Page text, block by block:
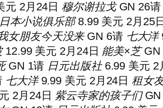
元 2月24日 穆尔谢拉戈GN 26请
日本小说俱乐部8.99 美元 2月25
女朋友今天没来GN 6请 七大洋
12.99 美元 2月24日 能美×芝GN
GN 1请 日元出版社6.99 美元 2
七大洋9.99 美元 2月24日 租女
2月24日 紫云寺家的孩子们GN